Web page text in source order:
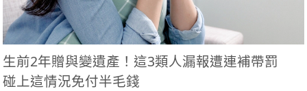
生前2年贈與變遺產！這3類人漏報遭連補帶罰
碰上這情況免付半毛錢